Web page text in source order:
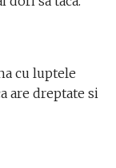
cu luptele
are dreptate si